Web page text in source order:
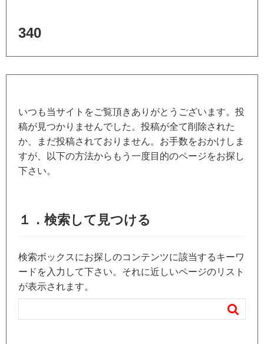
340
いつも当サイトをご覧頂きありがとうございます。投
稿が見つかりませんでした。投稿が全て削除された
か、まだ投稿されておりません。お手数をおかけしま
すが、以下の方法からもう一度目的のページをお探し
下さい。
１．検索して見つける
検索ボックスにお探しのコンテンツに該当するキーワ
ードを入力して下さい。それに近しいページのリスト
が表示されます。
